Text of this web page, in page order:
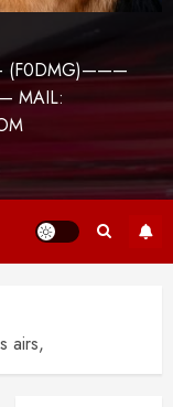
(F0DMG)———
MAIL:
airs,